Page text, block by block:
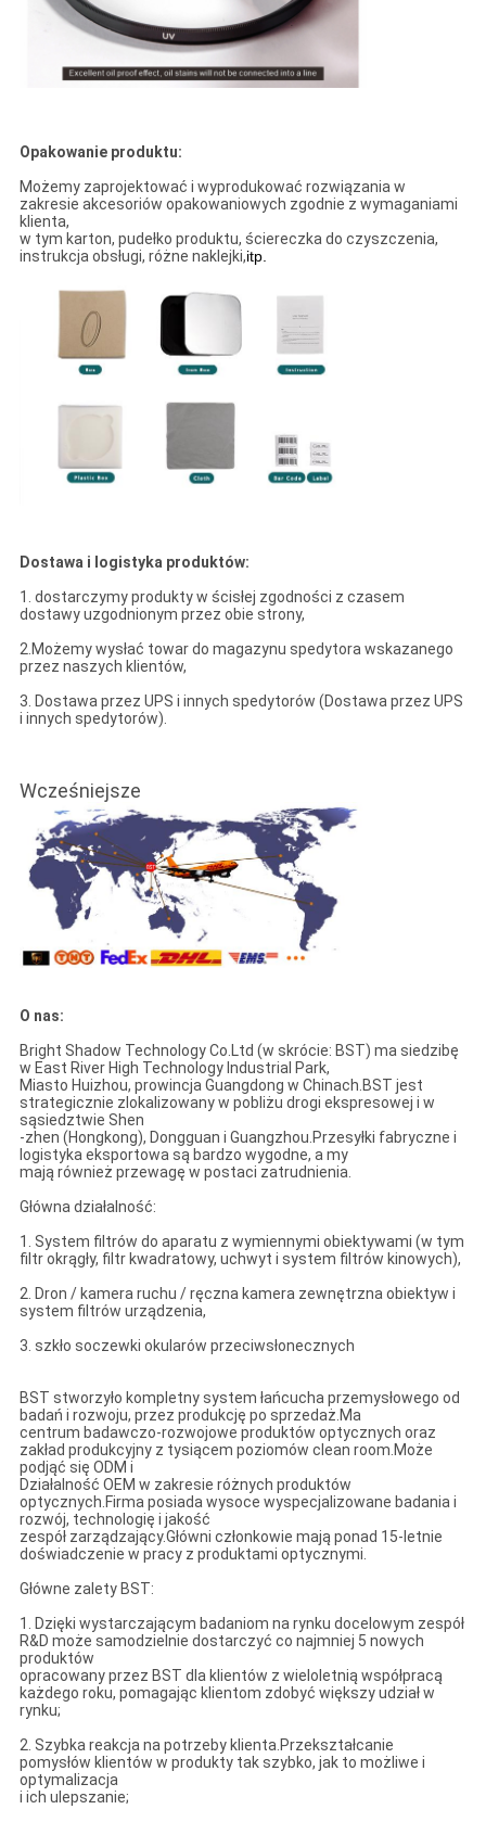
Opakowanie produktu:
Możemy zaprojektować i wyprodukować rozwiązania w
zakresie akcesoriów opakowaniowych zgodnie z wymaganiami
klienta,
w tym karton, pudełko produktu, ściereczka do czyszczenia,
instrukcja obsługi, różne naklejki,itp.
Dostawa i logistyka produktów:
1. dostarczymy produkty w ścisłej zgodności z czasem
dostawy uzgodnionym przez obie strony,
2.Możemy wysłać towar do magazynu spedytora wskazanego
przez naszych klientów,
3. Dostawa przez UPS i innych spedytorów (Dostawa przez UPS
i innych spedytorów).
Wcześniejsze
O nas:
Bright Shadow Technology Co.Ltd (w skrócie: BST) ma siedzibę
w East River High Technology Industrial Park,
Miasto Huizhou, prowincja Guangdong w Chinach.BST jest
strategicznie zlokalizowany w pobliżu drogi ekspresowej i w
sąsiedztwie Shen
-zhen (Hongkong), Dongguan i Guangzhou.Przesyłki fabryczne i
logistyka eksportowa są bardzo wygodne, a my
mają również przewagę w postaci zatrudnienia.
Główna działalność:
1. System filtrów do aparatu z wymiennymi obiektywami (w tym
filtr okrągły, filtr kwadratowy, uchwyt i system filtrów kinowych),
2. Dron / kamera ruchu / ręczna kamera zewnętrzna obiektyw i
system filtrów urządzenia,
3. szkło soczewki okularów przeciwsłonecznych
BST stworzyło kompletny system łańcucha przemysłowego od
badań i rozwoju, przez produkcję po sprzedaż.Ma
centrum badawczo-rozwojowe produktów optycznych oraz
zakład produkcyjny z tysiącem poziomów clean room.Może
podjąć się ODM i
Działalność OEM w zakresie różnych produktów
optycznych.Firma posiada wysoce wyspecjalizowane badania i
rozwój, technologię i jakość
zespół zarządzający.Główni członkowie mają ponad 15-letnie
doświadczenie w pracy z produktami optycznymi.
Główne zalety BST:
1. Dzięki wystarczającym badaniom na rynku docelowym zespół
R&D może samodzielnie dostarczyć co najmniej 5 nowych
produktów
opracowany przez BST dla klientów z wieloletnią współpracą
każdego roku, pomagając klientom zdobyć większy udział w
rynku;
2. Szybka reakcja na potrzeby klienta.Przekształcanie
pomysłów klientów w produkty tak szybko, jak to możliwe i
optymalizacja
i ich ulepszanie;